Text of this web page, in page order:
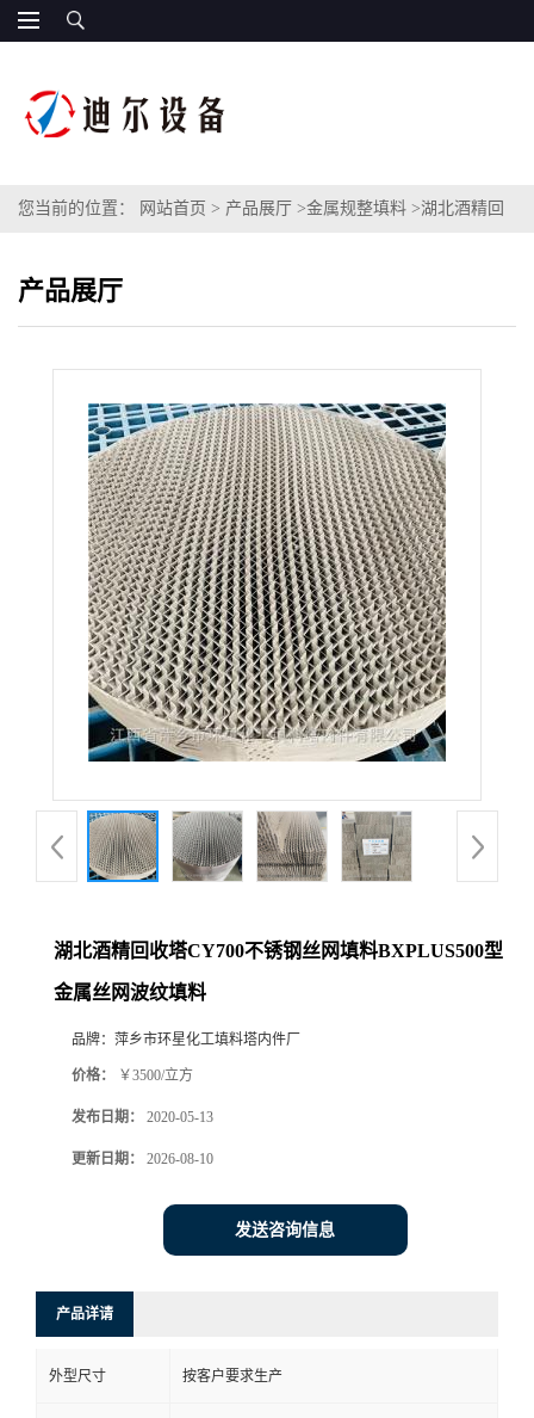
您当前的位置： 网站首页 > 产品展厅 >金属规整填料 >湖北酒精回
产品展厅
湖北酒精回收塔CY700不锈钢丝网填料BXPLUS500型
金属丝网波纹填料
品牌： 萍乡市环星化工填料塔内件厂
价格： ￥3500/立方
发布日期： 2020-05-13
更新日期： 2026-08-10
发送咨询信息
产品详请
外型尺寸 按客户要求生产